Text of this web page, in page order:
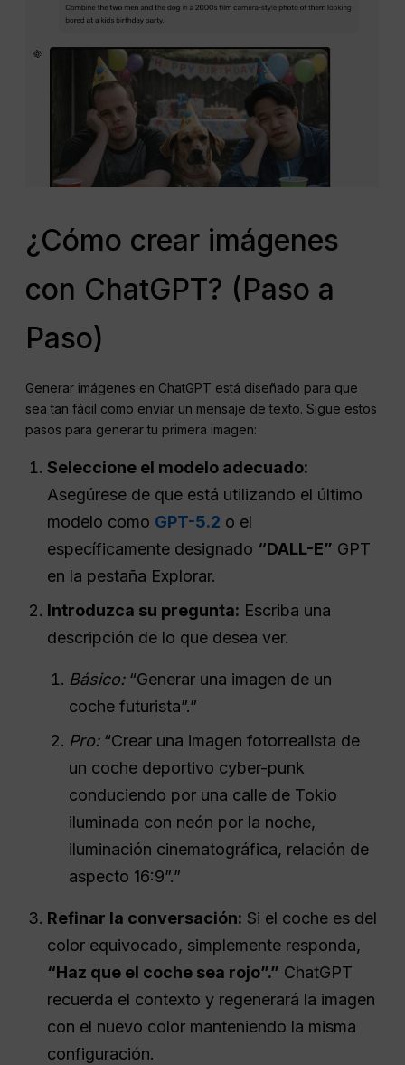
¿Cómo crear imágenes
con ChatGPT? (Paso a
Paso)
Generar imágenes en ChatGPT está diseñado para que
sea tan fácil como enviar un mensaje de texto. Sigue estos
pasos para generar tu primera imagen:
Seleccione el modelo adecuado:
Asegúrese de que está utilizando el último
modelo como GPT-5.2 o el
específicamente designado “DALL-E” GPT
en la pestaña Explorar.
Introduzca su pregunta: Escriba una
descripción de lo que desea ver.
Básico:“Generar una imagen de un
coche futurista”.”
Pro:“Crear una imagen fotorrealista de
un coche deportivo cyber-punk
conduciendo por una calle de Tokio
iluminada con neón por la noche,
iluminación cinematográfica, relación de
aspecto 16:9”.”
Refinar la conversación: Si el coche es del
color equivocado, simplemente responda,
“Haz que el coche sea rojo”.” ChatGPT
recuerda el contexto y regenerará la imagen
con el nuevo color manteniendo la misma
configuración.